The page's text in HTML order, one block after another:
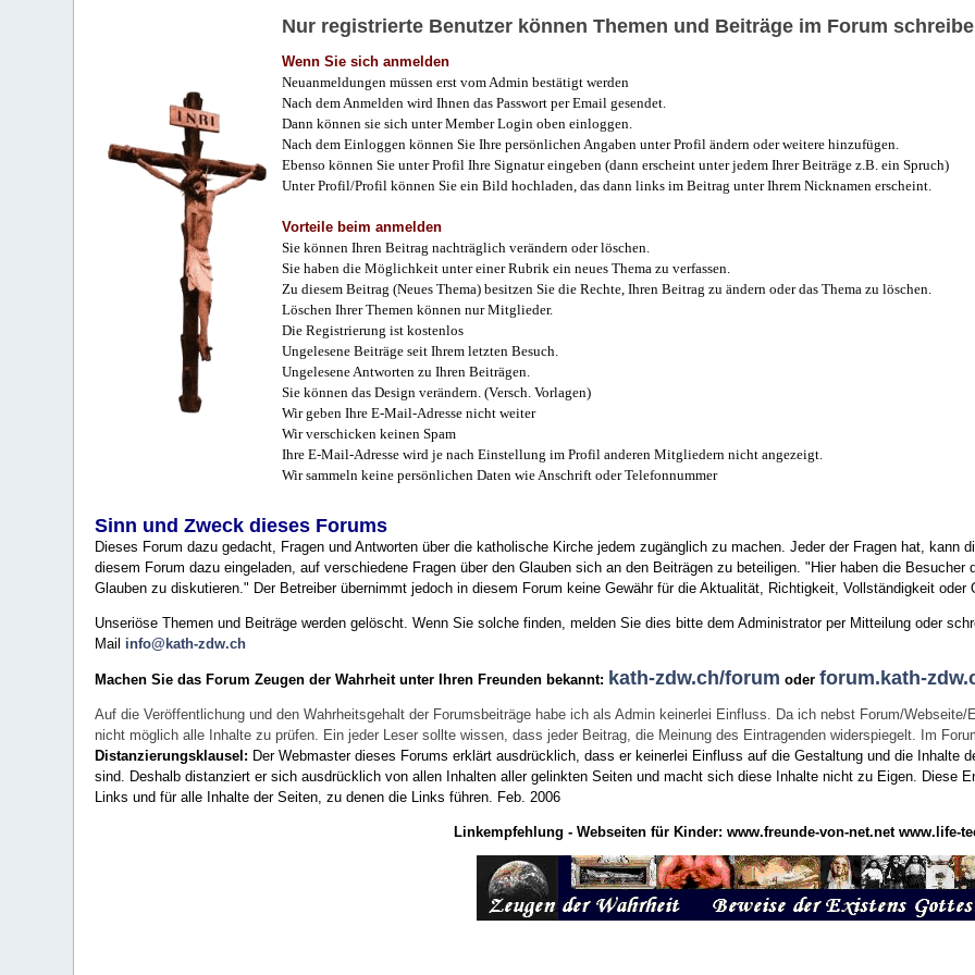
Nur registrierte Benutzer können Themen und Beiträge im Forum
Wenn Sie sich anmelden
Neuanmeldungen müssen erst vom Admin bestätigt werden
Nach dem Anmelden wird Ihnen das Passwort per Email gesendet.
Dann können sie sich unter Member Login oben einloggen.
Nach dem Einloggen können Sie Ihre persönlichen Angaben unter Profil ändern oder weitere hinzufügen.
Ebenso können Sie unter Profil Ihre Signatur eingeben (dann erscheint unter jedem Ihrer Beiträge z.B. ein Spruch)
Unter Profil/Profil können Sie ein Bild hochladen, das dann links im Beitrag unter Ihrem Nicknamen erscheint.
Vorteile beim anmelden
Sie können Ihren Beitrag nachträglich verändern oder löschen.
Sie haben die Möglichkeit unter einer Rubrik ein neues Thema zu verfassen.
Zu diesem Beitrag (Neues Thema) besitzen Sie die Rechte, Ihren Beitrag zu ändern oder das Thema zu löschen.
Löschen Ihrer Themen können nur Mitglieder.
Die Registrierung ist kostenlos
Ungelesene Beiträge seit Ihrem letzten Besuch.
Ungelesene Antworten zu Ihren Beiträgen.
Sie können das Design verändern. (Versch. Vorlagen)
Wir geben Ihre E-Mail-Adresse nicht weiter
Wir verschicken keinen Spam
Ihre E-Mail-Adresse wird je nach Einstellung im Profil anderen Mitgliedern nicht angezeigt.
Wir sammeln keine persönlichen Daten wie Anschrift oder Telefonnummer
Sinn und Zweck dieses Forums
Dieses Forum dazu gedacht, Fragen und Antworten über die katholische Kirche jedem zugänglich zu machen. Jeder der Fragen hat, kann
diesem Forum dazu eingeladen, auf verschiedene Fragen über den Glauben sich an den Beiträgen zu beteiligen. "Hier haben die
Glauben zu diskutieren." Der Betreiber übernimmt jedoch in diesem Forum keine Gewähr für die Aktualität, Richtigkeit, Vollständigkeit
Unseriöse Themen und Beiträge werden gelöscht. Wenn Sie solche finden, melden Sie dies bitte dem Administrator per Mitteilung oder
Mail info@kath-zdw.ch
Machen Sie das Forum Zeugen der Wahrheit unter Ihren Freunden bekannt: kath-zdw.ch/forum oderforum.kath-
Auf die Veröffentlichung und den Wahrheitsgehalt der Forumsbeiträge habe ich als Admin keinerlei Einfluss. Da ich nebst Forum/
nicht möglich alle Inhalte zu prüfen. Ein jeder Leser sollte wissen, dass jeder Beitrag, die Meinung des Eintragenden widerspiegelt. Im
Distanzierungsklausel: Der Webmaster dieses Forums erklärt ausdrücklich, dass er keinerlei Einfluss auf die Gestaltung und die Inhalte
sind. Deshalb distanziert er sich ausdrücklich von allen Inhalten aller gelinkten Seiten und macht sich diese Inhalte nicht zu Eigen.
Diese
Links und für alle Inhalte der Seiten, zu denen die Links führen.
Feb. 2006
Linkempfehlung - Webseiten für Kinder: www.freunde-von-net.net www.life-